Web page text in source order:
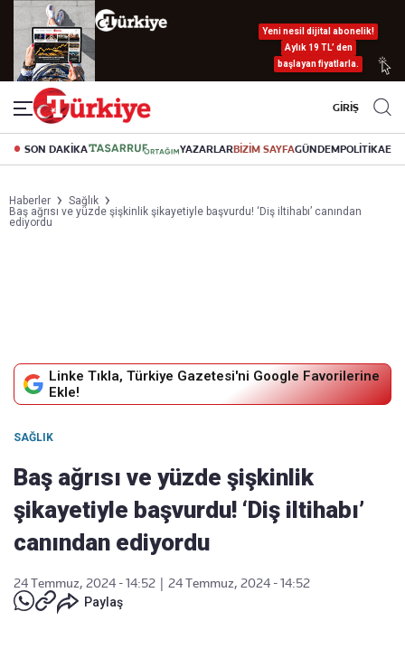
Yeni nesil dijital abonelik!
Aylık 19 TL’ den
başlayan fiyatlarla.
GİRİŞ
SON DAKİKA YAZARLARBİZİM SAYFAGÜNDEMPOLİTİKA
Haberler
Sağlık
Baş ağrısı ve yüzde şişkinlik şikayetiyle başvurdu! ‘Diş iltihabı’ canından
ediyordu
Linke Tıkla, Türkiye Gazetesi'ni Google Favorilerine
Ekle!
SAĞLIK
Baş ağrısı ve yüzde şişkinlik
şikayetiyle başvurdu! ‘Diş iltihabı’
canından ediyordu
24 Temmuz, 2024 - 14:52
24 Temmuz, 2024 - 14:52
Paylaş